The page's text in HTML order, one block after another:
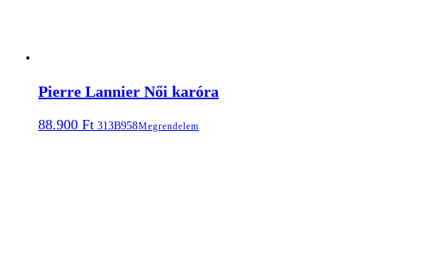
Pierre Lannier Női karóra
88.900 Ft 313B958Megrendelem